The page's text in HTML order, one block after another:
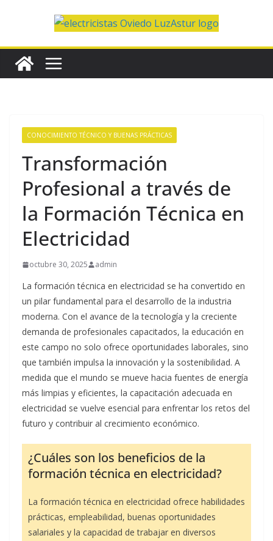
CONOCIMIENTO TÉCNICO Y BUENAS PRÁCTICAS
Transformación
Profesional a través de
la Formación Técnica en
Electricidad
octubre 30, 2025 admin
La formación técnica en electricidad se ha convertido en
un pilar fundamental para el desarrollo de la industria
moderna. Con el avance de la tecnología y la creciente
demanda de profesionales capacitados, la educación en
este campo no solo ofrece oportunidades laborales, sino
que también impulsa la innovación y la sostenibilidad. A
medida que el mundo se mueve hacia fuentes de energía
más limpias y eficientes, la capacitación adecuada en
electricidad se vuelve esencial para enfrentar los retos del
futuro y contribuir al crecimiento económico.
¿Cuáles son los beneficios de la
formación técnica en electricidad?
La formación técnica en electricidad ofrece habilidades
prácticas, empleabilidad, buenas oportunidades
salariales y la capacidad de trabajar en diversos